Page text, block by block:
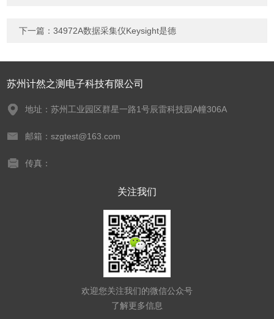
下一篇：34972A数据采集仪Keysight是德
苏州计然之测电子科技有限公司
地址：苏州工业园区群星一路1号辰雷科技园A幢306A
邮箱：szgtest@163.com
传真：
关注我们
欢迎您关注我们的微信公众号
了解更多信息